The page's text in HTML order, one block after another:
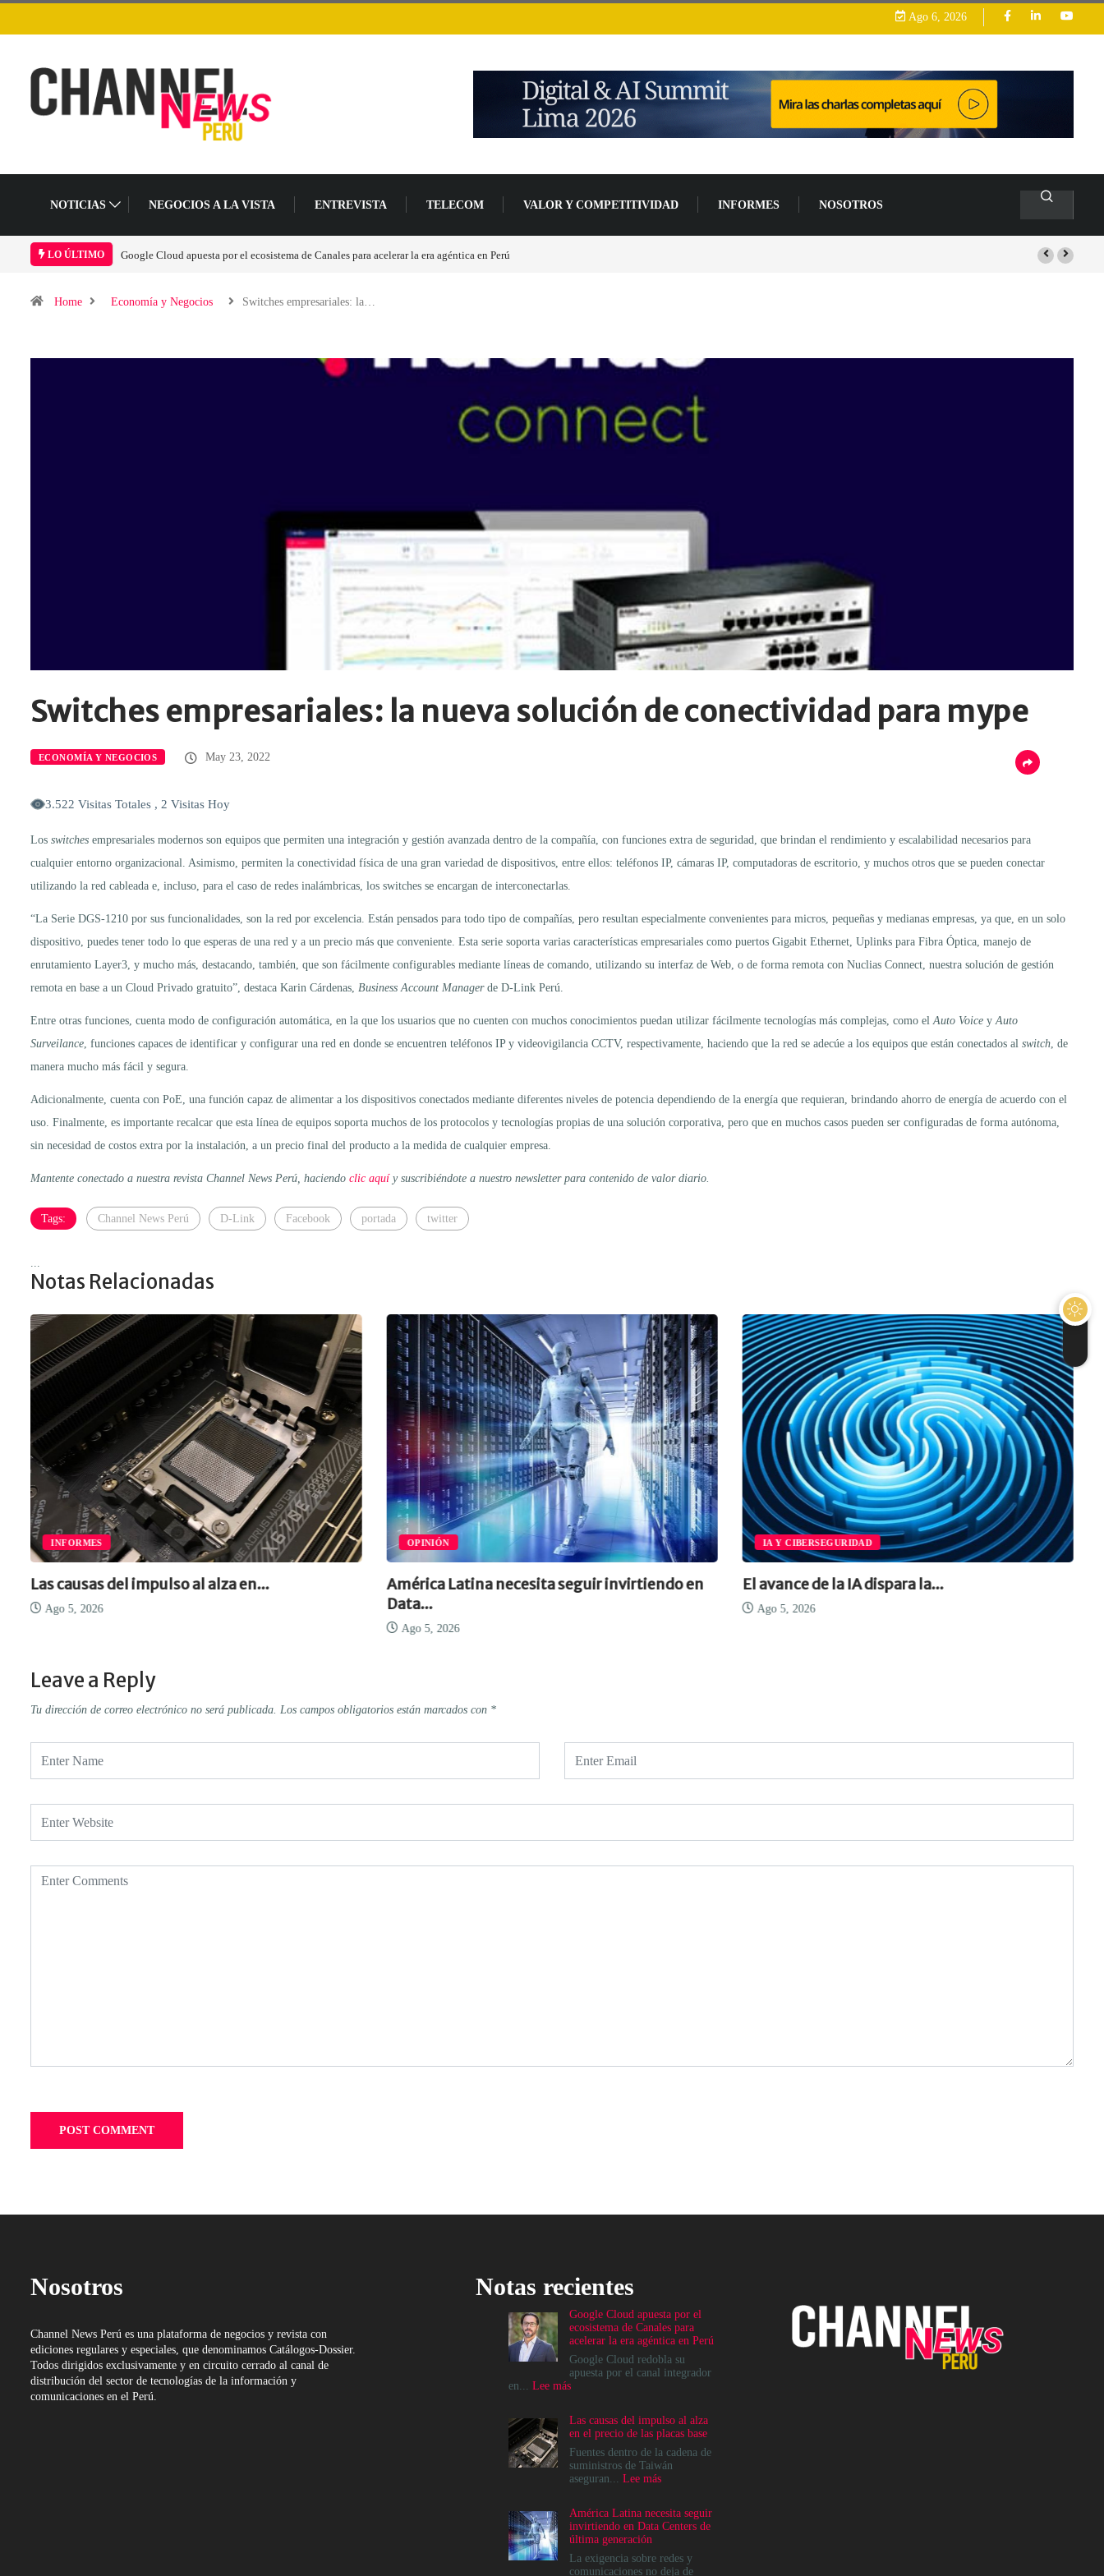
Ago 6, 2026
NOTICIAS NEGOCIOS A LA VISTA ENTREVISTA TELECOM VALOR Y COMPETITIVIDAD INFORMES NOSOTROS
LO ÚLTIMO
acelerar la era agéntica en PerúLas causas del impulso al alza en el precio de las placas base
Home Economía y Negocios Switches empresariales: la…
Switches empresariales: la nueva solución de conectividad para mype
ECONOMÍA Y NEGOCIOS May 23, 2022
3.522 Visitas Totales , 2 Visitas Hoy
Los switches empresariales modernos son equipos que permiten una integración y gestión avanzada dentro de la compañía, con funciones extra de seguridad, que brindan el rendimiento y escalabilidad necesarios para
cualquier entorno organizacional. Asimismo, permiten la conectividad física de una gran variedad de dispositivos, entre ellos: teléfonos IP, cámaras IP, computadoras de escritorio, y muchos otros que se pueden conectar
utilizando la red cableada e, incluso, para el caso de redes inalámbricas, los switches se encargan de interconectarlas.
“La Serie DGS-1210 por sus funcionalidades, son la red por excelencia. Están pensados para todo tipo de compañías, pero resultan especialmente convenientes para micros, pequeñas y medianas empresas, ya que, en un solo
dispositivo, puedes tener todo lo que esperas de una red y a un precio más que conveniente. Esta serie soporta varias características empresariales como puertos Gigabit Ethernet, Uplinks para Fibra Óptica, manejo de
enrutamiento Layer3, y mucho más, destacando, también, que son fácilmente configurables mediante líneas de comando, utilizando su interfaz de Web, o de forma remota con Nuclias Connect, nuestra solución de gestión
remota en base a un Cloud Privado gratuito”, destaca Karin Cárdenas, Business Account Managerde D-Link Perú.
Entre otras funciones, cuenta modo de configuración automática, en la que los usuarios que no cuenten con muchos conocimientos puedan utilizar fácilmente tecnologías más complejas, como el Auto Voice y Auto
Surveilance , funciones capaces de identificar y configurar una red en donde se encuentren teléfonos IP y videovigilancia CCTV, respectivamente, haciendo que la red se adecúe a los equipos que están conectados al switch , de
manera mucho más fácil y segura.
Adicionalmente, cuenta con PoE, una función capaz de alimentar a los dispositivos conectados mediante diferentes niveles de potencia dependiendo de la energía que requieran, brindando ahorro de energía de acuerdo con el
uso. Finalmente, es importante recalcar que esta línea de equipos soporta muchos de los protocolos y tecnologías propias de una solución corporativa, pero que en muchos casos pueden ser configuradas de forma autónoma,
sin necesidad de costos extra por la instalación, a un precio final del producto a la medida de cualquier empresa.
Mantente conectado a nuestra revista Channel News Perú, haciendo clic aquíy suscribiéndote a nuestro newsletter para contenido de valor diario.
Tags: Channel News Perú D-Link Facebook portada twitter
Notas Relacionadas
INFORMES
Las causas del impulso al alza en...
Ago 5, 2026
OPINIÓN
América Latina necesita seguir invirtiendo en
Data...
Ago 5, 2026
IA Y CIBERSEGURIDAD
El avance de la IA dispara la...
Ago 5, 2026
Leave a Reply
Tu dirección de correo electrónico no será publicada. Los campos obligatorios están marcados con *
Nosotros
Channel News Perú es una plataforma de negocios y revista con
ediciones regulares y especiales, que denominamos Catálogos-Dossier.
Todos dirigidos exclusivamente y en circuito cerrado al canal de
distribución del sector de tecnologías de la información y
comunicaciones en el Perú.
Notas recientes
Google Cloud apuesta por el
ecosistema de Canales para
acelerar la era agéntica en Perú
Google Cloud redobla su
apuesta por el canal integrador
en... Lee más:
apuesta
por
el
ecosistema
de
acelerar
la
era
agéntica
en
Las causas del impulso al alza
en el precio de las placas base
Fuentes dentro de la cadena de
suministros de Taiwán
aseguran... Lee más:
del
impulso
alza
en
América Latina necesita seguir
invirtiendo en Data Centers de
última generación
La exigencia sobre redes y
comunicaciones no deja de